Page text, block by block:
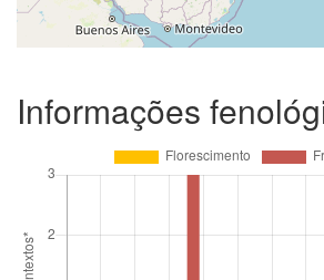
Informações